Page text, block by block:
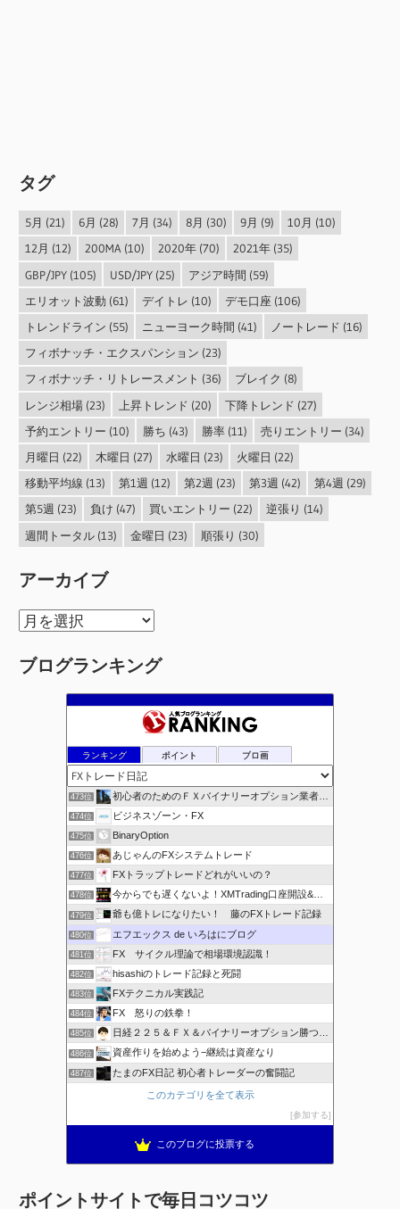
タグ
5月 (21) 6月 (28) 7月 (34) 8月 (30) 9月 (9) 10月 (10)
12月 (12) 200MA(10) 2020年(70) 2021年(35)
GBP/JPY(105) USD/JPY(25) アジア時間 (59)
エリオット波動 (61) デイトレ (10) デモ口座 (106)
トレンドライン (55) ニューヨーク時間 (41) ノートレード (16)
フィボナッチ・エクスパンション (23)
フィボナッチ・リトレースメント (36) ブレイク (8)
レンジ相場(23) 上昇トレンド (20) 下降トレンド (27)
予約エントリー (10) 勝ち (43) 勝率(11) 売りエントリー (34)
月曜日 (22) 木曜日 (27) 水曜日 (23) 火曜日 (22)
移動平均線 (13) 第1週 (12) 第2週 (23) 第3週 (42) 第4週 (29)
第5週 (23) 負け (47) 買いエントリー (22) 逆張り (14)
週間トータル(13) 金曜日 (23) 順張り (30)
アーカイブ
ア
カ
ブログランキング
ランキング ポイント ブロ画
473位 初心者のためのＦＸバイナリーオプション業者比較.com
474位 ビジネスゾーン・FX
475位 BinaryOption
476位 あじゃんのFXシステムトレード
477位 FXトラップトレードどれがいいの？
478位 今からでも遅くないよ！XMTrading口座開設&攻略ブログ
479位 爺も億トレになりたい！ 藤のFXトレード記録
480位 エフエックス de いろはにブログ
481位 FX サイクル理論で相場環境認識！
482位 hisashiのトレード記録と死闘
483位 FXテクニカル実践記
484位 FX 怒りの鉄拳！
485位 日経２２５＆ＦＸ＆バイナリーオプション勝つための
486位 資産作りを始めよう−継続は資産なり
487位 たまのFX日記 初心者トレーダーの奮闘記
このカテゴリを全て表示
参加する
このブログに投票する
ポイントサイトで毎日コツコツ